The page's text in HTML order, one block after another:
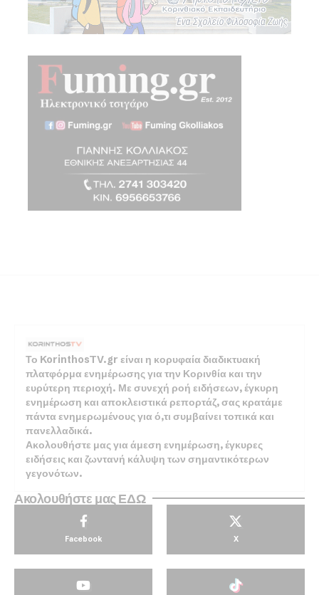
Το KorinthosTV.gr είναι η κορυφαία διαδικτυακή
πλατφόρμα ενημέρωσης για την Κορινθία και την
ευρύτερη περιοχή. Με συνεχή ροή ειδήσεων, έγκυρη
ενημέρωση και αποκλειστικά ρεπορτάζ, σας κρατάμε
πάντα ενημερωμένους για ό,τι συμβαίνει τοπικά και
πανελλαδικά.
Ακολουθήστε μας για άμεση ενημέρωση, έγκυρες
ειδήσεις και ζωντανή κάλυψη των σημαντικότερων
γεγονότων.
Ακολουθήστε μας ΕΔΩ
Facebook X